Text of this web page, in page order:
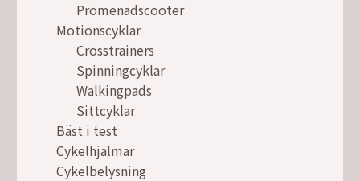
Promenadscooter
Motionscyklar
Crosstrainers
Spinningcyklar
Walkingpads
Sittcyklar
Bäst i test
Cykelhjälmar
Cykelbelysning